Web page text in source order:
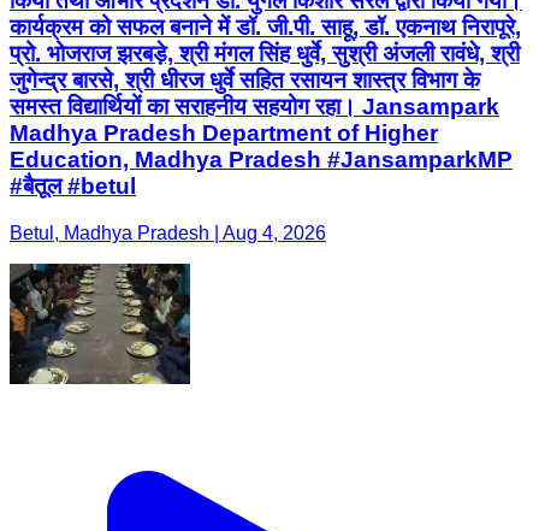
कार्यक्रम को सफल बनाने में डॉ. जी.पी. साहू, डॉ. एकनाथ निरापूरे,
प्रो. भोजराज झरबड़े, श्री मंगल सिंह धुर्वे, सुश्री अंजली रावंधे, श्री
जुगेन्द्र बारसे, श्री धीरज धुर्वे सहित रसायन शास्त्र विभाग के
समस्त विद्यार्थियों का सराहनीय सहयोग रहा। Jansampark
Madhya Pradesh Department of Higher
Education, Madhya Pradesh #JansamparkMP
#बैतूल #betul
Betul, Madhya Pradesh | Aug 4, 2026